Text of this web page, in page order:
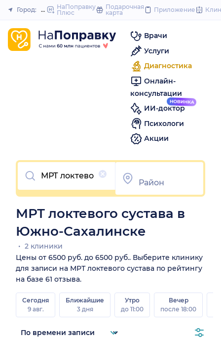
to
Закрыть
Город: Южно-Сахалинск
НаПоправку
Плюс
Подарочная
карта
Приложение
Врачи
Услуги
Диагностика
Онлайн-
консультации
ИИ-доктор
Психологи
Акции
Очистить
МРТ локтевого сустава в
Южно-Сахалинске
2 клиники
Цены от 6500 руб. до 6500 руб.. Выберите клинику
для записи на МРТ локтевого сустава по рейтингу
на базе 61 отзыва.
Сегодня
9 авг.
Ближайшие
3 дня
Утро
до 11:00
Вечер
после 18:00